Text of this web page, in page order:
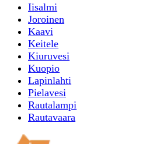
Iisalmi
Joroinen
Kaavi
Keitele
Kiuruvesi
Kuopio
Lapinlahti
Pielavesi
Rautalampi
Rautavaara